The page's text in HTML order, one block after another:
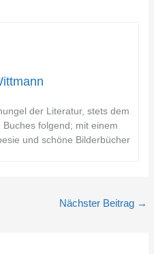
der Literatur, stets dem
folgend; mit einem
und schöne Bilderbücher
Nächster Beitrag →